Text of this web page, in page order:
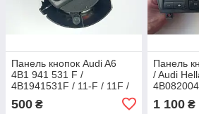
Панель кнопок Audi A6
4B1 941 531 F /
4B1941531F / 11-F / 11F /
500 ₴
Панель
/ Audi
1 100₴